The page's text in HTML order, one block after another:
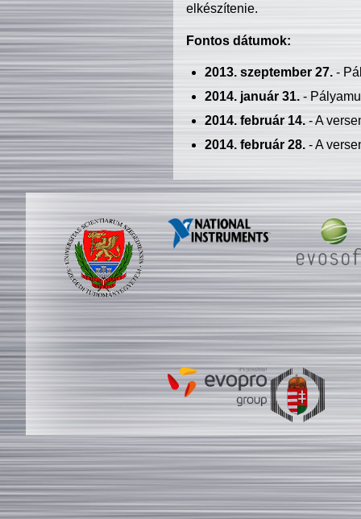
elkészítenie.
Fontos dátumok:
2013. szeptember 27.-
2014. január 31.-
2014. február 14.- A
2014. február 28.- A